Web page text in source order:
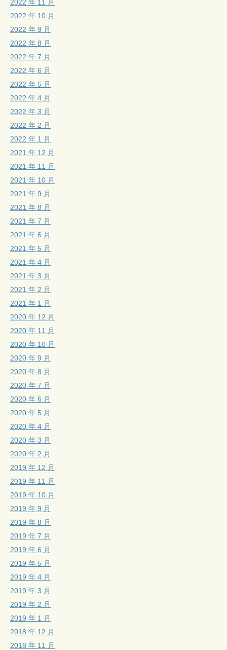
2022 年 11 月
2022 年 10 月
2022 年 9 月
2022 年 8 月
2022 年 7 月
2022 年 6 月
2022 年 5 月
2022 年 4 月
2022 年 3 月
2022 年 2 月
2022 年 1 月
2021 年 12 月
2021 年 11 月
2021 年 10 月
2021 年 9 月
2021 年 8 月
2021 年 7 月
2021 年 6 月
2021 年 5 月
2021 年 4 月
2021 年 3 月
2021 年 2 月
2021 年 1 月
2020 年 12 月
2020 年 11 月
2020 年 10 月
2020 年 9 月
2020 年 8 月
2020 年 7 月
2020 年 6 月
2020 年 5 月
2020 年 4 月
2020 年 3 月
2020 年 2 月
2019 年 12 月
2019 年 11 月
2019 年 10 月
2019 年 9 月
2019 年 8 月
2019 年 7 月
2019 年 6 月
2019 年 5 月
2019 年 4 月
2019 年 3 月
2019 年 2 月
2019 年 1 月
2018 年 12 月
2018 年 11 月